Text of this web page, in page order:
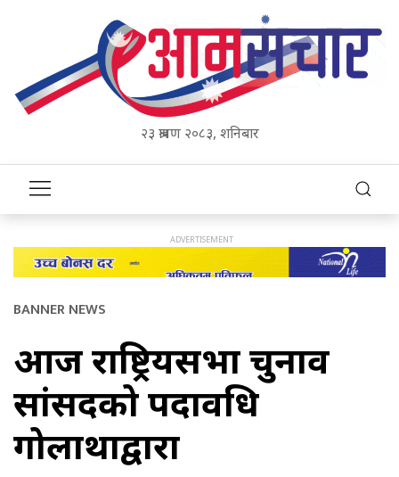
२३ श्रावण २०८३, शनिबार
BANNER NEWS
आज राष्ट्रियसभा चुनाव
सांसदको पदावधि
गोलाप्रथाद्वारा